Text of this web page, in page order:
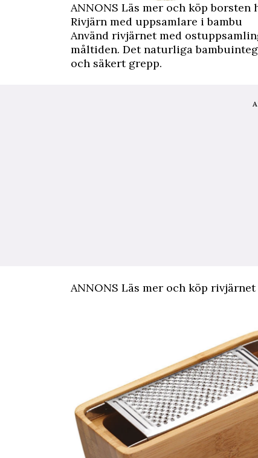
ANNONS Läs mer och köp borsten
Rivjärn med uppsamlare i bambu
Använd rivjärnet med
måltiden. Det naturliga
och säkert grepp.
ANNONS Läs mer och köp